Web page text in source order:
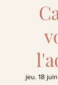
jeu. 18 juin